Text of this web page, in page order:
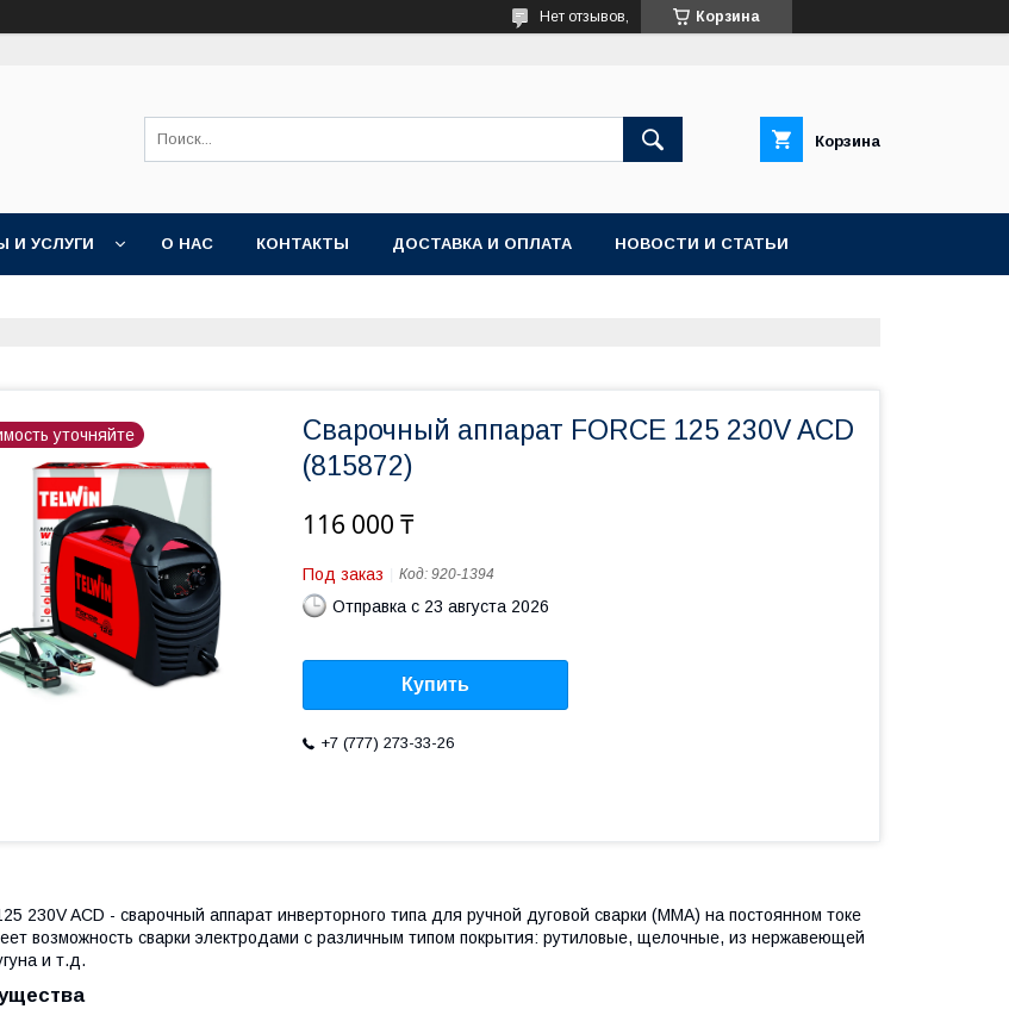
Корзина
Нет отзывов,
Корзина
И УСЛУГИ О НАС КОНТАКТЫ ДОСТАВКА И ОПЛАТА НОВОСТИ И СТАТЬИ
уточняйте
Сварочный аппарат FORCE 125 230V ACD
(815872)
116 000 ₸
Под заказ Код: 920-1394
Отправка с 23 августа 2026
Купить
+7 (777) 273-33-26
230V ACD - сварочный аппарат инверторного типа для ручной дуговой сварки (ММА) на постоянном токе
возможность сварки электродами с различным типом покрытия: рутиловые, щелочные, из нержавеющей
и т.д.